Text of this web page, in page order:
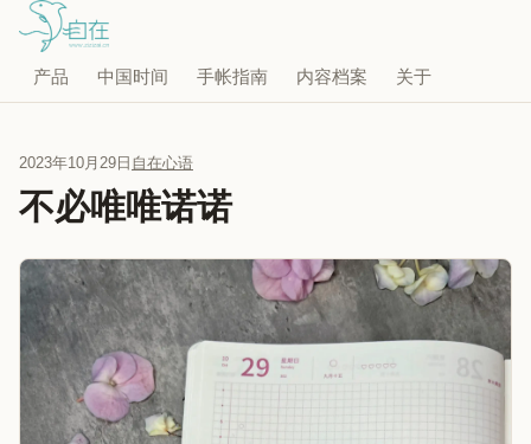
产品 中国时间 手帐指南 内容档案 关于
2023年10月29日 自在心语
不必唯唯诺诺